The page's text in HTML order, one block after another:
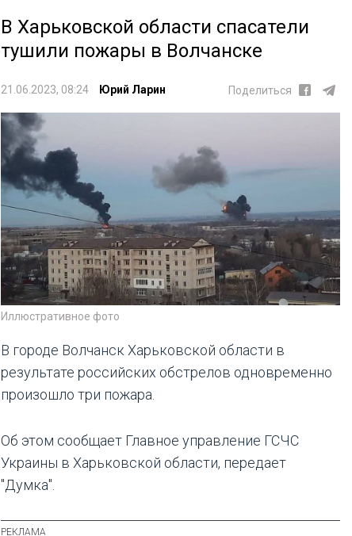
В Харьковской области спасатели
тушили пожары в Волчанске
21.06.2023, 08:24 Юрий Ларин Поделиться
Иллюстративное фото
В городе Волчанск Харьковской области в
результате российских обстрелов одновременно
произошло три пожара.
Об этом сообщает Главное управление ГСЧС
Украины в Харьковской области, передает
"Думка".